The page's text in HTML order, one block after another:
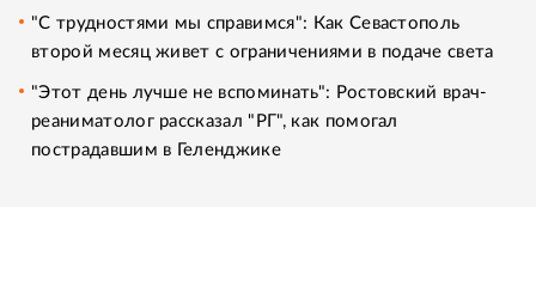
"С трудностями мы справимся": Как Севастополь
второй месяц живет с ограничениями в подаче света
"Этот день лучше не вспоминать": Ростовский врач-
реаниматолог рассказал "РГ", как помогал
пострадавшим в Геленджике